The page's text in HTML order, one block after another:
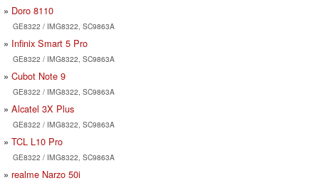
Doro 8110
GE8322 / IMG8322, SC9863A
Infinix Smart 5 Pro
GE8322 / IMG8322, SC9863A
Cubot Note 9
GE8322 / IMG8322, SC9863A
Alcatel 3X Plus
GE8322 / IMG8322, SC9863A
TCL L10 Pro
GE8322 / IMG8322, SC9863A
realme Narzo 50i